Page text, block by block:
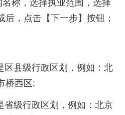
名称，选择执业范围，选择
，点击【下一步】按钮；
区县级行政区划，例如：北
桥西区;
省级行政区划，例如：北京